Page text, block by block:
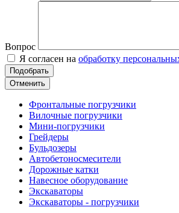
Вопрос
Я согласен на обработку
Отменить
Фронтальные погрузчики
Вилочные погрузчики
Мини-погрузчики
Грейдеры
Бульдозеры
Автобетоносмесители
Дорожные катки
Навесное оборудование
Экскаваторы
Экскаваторы - погрузчики